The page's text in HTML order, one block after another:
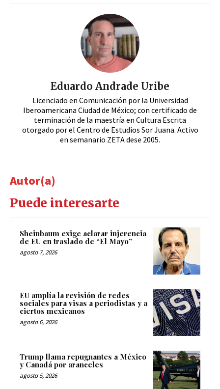
Eduardo Andrade Uribe
Licenciado en Comunicación por la Universidad
Iberoamericana Ciudad de México; con certificado de
terminación de la maestría en Cultura Escrita
otorgado por el Centro de Estudios Sor Juana. Activo
en semanario ZETA dese 2005.
Autor(a)
Puede interesarte
Sheinbaum exige aclarar injerencia
de EU en traslado de “El Mayo”
agosto 7, 2026
EU amplía la revisión de redes
sociales para visas a periodistas y a
ciertos mexicanos
agosto 6, 2026
Trump llama repugnantes a México
y Canadá por aranceles
agosto 5, 2026